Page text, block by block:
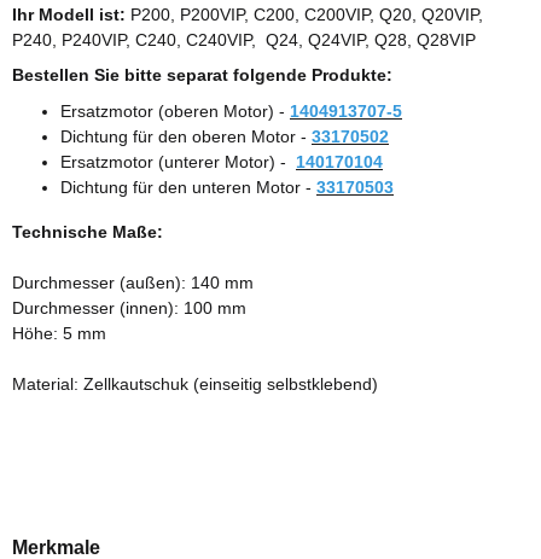
Ihr Modell ist: P200, P200VIP, C200, C200VIP, Q20, Q20VIP,
P240, P240VIP, C240, C240VIP, Q24, Q24VIP, Q28, Q28VIP
Bestellen Sie bitte separat folgende Produkte:
Ersatzmotor (oberen Motor) - 1404913707-5
Dichtung für den oberen Motor - 33170502
Ersatzmotor (unterer Motor) - 140170104
Dichtung für den unteren Motor - 33170503
Technische Maße:
Durchmesser (außen): 140 mm
Durchmesser (innen): 100 mm
Höhe: 5 mm
Material: Zellkautschuk (einseitig selbstklebend)
Merkmale